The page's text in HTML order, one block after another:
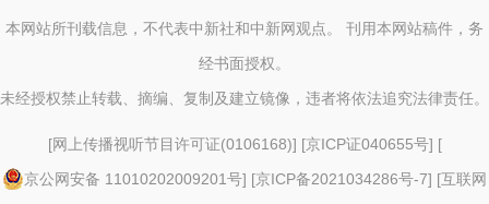
本网站所刊载信息，不代表中新社和中新网观点。 刊用本网站稿件，务
经书面授权。
未经授权禁止转载、摘编、复制及建立镜像，违者将依法追究法律责任。
[网上传播视听节目许可证(0106168)] [京ICP证040655号] [
京公网安备 11010202009201号] [京ICP备2021034286号-7] [互联网